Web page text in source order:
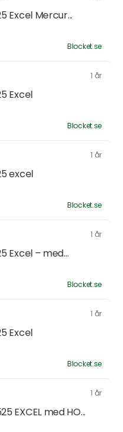
Excel Mercur...
Blocket.se
1 år
Excel
Blocket.se
1 år
excel
Blocket.se
1 år
Excel – med...
Blocket.se
1 år
Excel
Blocket.se
1 år
EXCEL med HO...